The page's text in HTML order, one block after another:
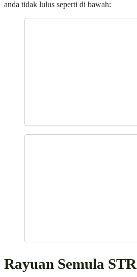
anda tidak lulus seperti di bawah:
Rayuan Semula STR